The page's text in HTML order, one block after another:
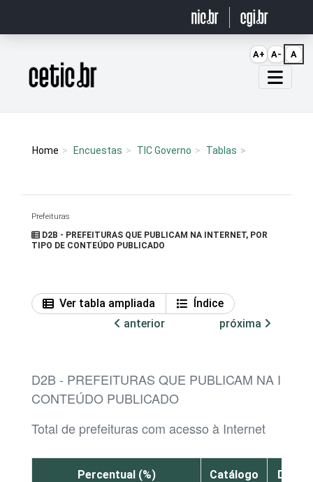
Página inicial
Home Encuestas TIC Governo Tablas
Prefeituras
D2B - PREFEITURAS QUE PUBLICAM NA INTERNET, POR
TIPO DE CONTEÚDO PUBLICADO
Ver tabla ampliada
Índice
anterior
próxima
D2B - PREFEITURAS QUE PUBLICAM NA
CONTEÚDO PUBLICADO
Total de prefeituras com acesso à Internet
Percentual (%)
Catálogo
Diário
A+ A- A